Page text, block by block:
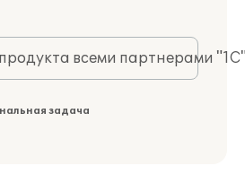
всеми партнерами
задача